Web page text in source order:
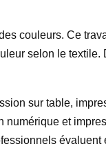
couleurs. Ce
selon le textile.
sur table,
et
évaluent